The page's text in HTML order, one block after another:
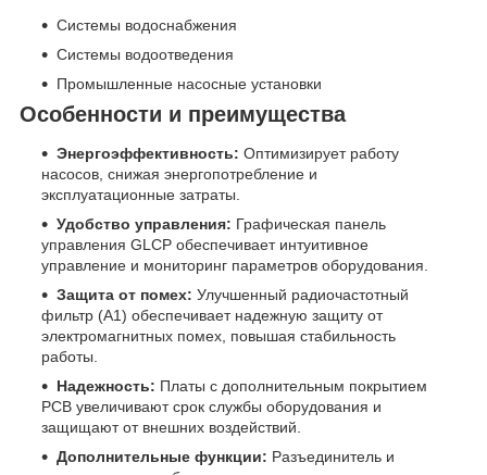
Системы водоснабжения
Системы водоотведения
Промышленные насосные установки
Особенности и преимущества
Энергоэффективность: Оптимизирует работу
насосов, снижая энергопотребление и
эксплуатационные затраты.
Удобство управления: Графическая панель
управления GLCP обеспечивает интуитивное
управление и мониторинг параметров оборудования.
Защита от помех: Улучшенный радиочастотный
фильтр (А1) обеспечивает надежную защиту от
электромагнитных помех, повышая стабильность
работы.
Надежность: Платы с дополнительным покрытием
PCB увеличивают срок службы оборудования и
защищают от внешних воздействий.
Дополнительные функции: Разъединитель и